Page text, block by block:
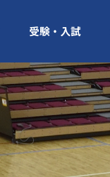
受験・入試